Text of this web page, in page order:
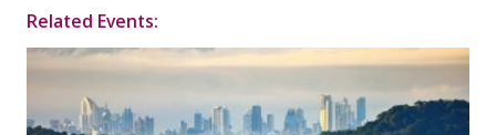
Related Events: